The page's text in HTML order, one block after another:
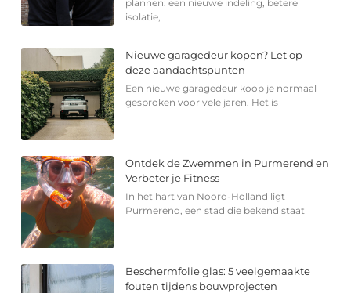
plannen: een nieuwe indeling, betere
isolatie,
Nieuwe garagedeur kopen? Let op
deze aandachtspunten
Een nieuwe garagedeur koop je normaal
gesproken voor vele jaren. Het is
Ontdek de Zwemmen in Purmerend en
Verbeter je Fitness
In het hart van Noord-Holland ligt
Purmerend, een stad die bekend staat
Beschermfolie glas: 5 veelgemaakte
fouten tijdens bouwprojecten